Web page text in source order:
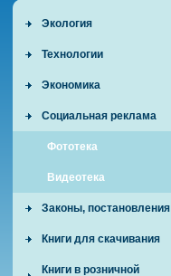
Экология
Технологии
Экономика
Социальная реклама
Фототека
Видеотека
Законы, постановления
Книги для скачивания
Книги в розничной